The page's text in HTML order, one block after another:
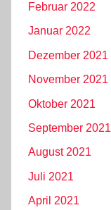
Februar 2022
Januar 2022
Dezember 2021
November 2021
Oktober 2021
September 2021
August 2021
Juli 2021
April 2021